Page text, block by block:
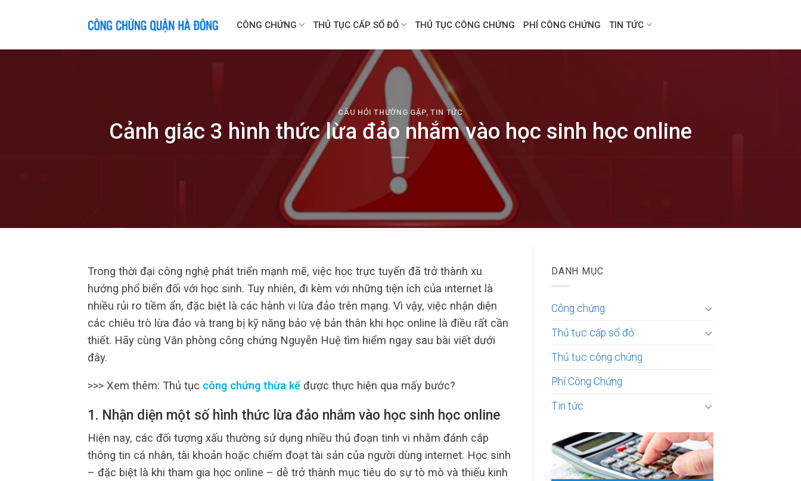
CÔNG CHỨNG THỦ TỤC CẤP SỔ ĐỎ THỦ TỤC CÔNG CHỨNG PHÍ CÔNG CHỨNG TIN TỨC
CÂU HỎI THƯỜNG GẶP,TIN TỨC
Cảnh giác 3 hình thức lừa đảo nhắm vào học sinh học online
Trong thời đại công nghệ phát triển mạnh mẽ, việc học trực tuyến đã trở thành xu
hướng phổ biến đối với học sinh. Tuy nhiên, đi kèm với những tiện ích của internet là
nhiều rủi ro tiềm ẩn, đặc biệt là các hành vi lừa đảo trên mạng. Vì vậy, việc nhận diện
các chiêu trò lừa đảo và trang bị kỹ năng bảo vệ bản thân khi học online là điều rất cần
thiết. Hãy cùng Văn phòng công chứng Nguyễn Huệ tìm hiểm ngay sau bài viết dưới
đây.
>>> Xem thêm: Thủ tục công chứng thừa kế được thực hiện qua mấy bước?
1. Nhận diện một số hình thức lừa đảo nhắm vào học sinh học online
Hiện nay, các đối tượng xấu thường sử dụng nhiều thủ đoạn tinh vi nhằm đánh cắp
thông tin cá nhân, tài khoản hoặc chiếm đoạt tài sản của người dùng internet. Học sinh
– đặc biệt là khi tham gia học online – dễ trở thành mục tiêu do sự tò mò và thiếu kinh
DANH MỤC
Công chứng
Thủ tục cấp sổ đỏ
Thủ tục công chứng
Phí Công Chứng
Tin tức